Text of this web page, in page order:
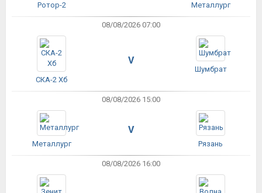
Ротор-2 Металлург
08/08/2026 07:00
СКА-2 Хб
V
Шумбрат
08/08/2026 15:00
Металлург
V
Рязань
08/08/2026 16:00